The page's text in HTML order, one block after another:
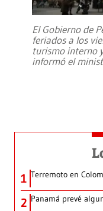
El Gobierno de
feriados a los
turismo interno
informó el
1 Terremoto en
2 Panamá prevé